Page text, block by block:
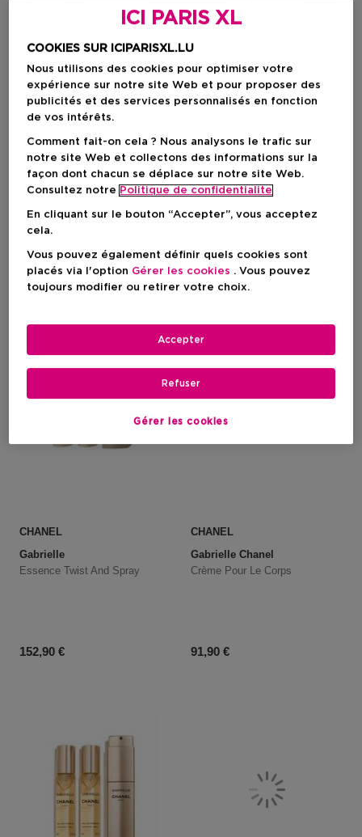
Gabrielle Chanel
Parfum Vaporisateur
Prix du produit
352,90 €
Gabrielle Chanel
Essence Twist And Spray
Recharge
Prix du produit
127,50 €
CHANEL
Gabrielle
Essence Twist And Spray
Prix du produit
152,90 €
CHANEL
Gabrielle Chanel
Crème Pour Le Corps
Prix du produit
91,90 €
ICI PARIS XL
COOKIES SUR ICIPARISXL.LU
Nous utilisons des cookies pour optimiser votre
expérience sur notre site Web et pour proposer des
publicités et des services personnalisés en fonction
de vos intérêts.
Comment fait-on cela ? Nous analysons le trafic sur
notre site Web et collectons des informations sur la
façon dont chacun se déplace sur notre site Web.
Consultez notre Politique de confidentialite
En cliquant sur le bouton “Accepter”, vous acceptez
cela.
Vous pouvez également définir quels cookies sont
placés via l'option Gérer les cookies . Vous pouvez
toujours modifier ou retirer votre choix.
Gérer les cookies
Refuser
Accepter